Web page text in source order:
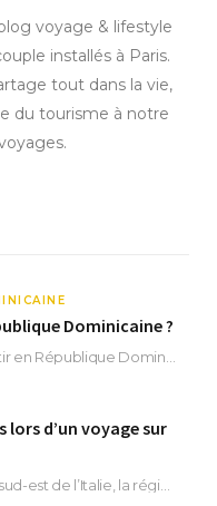
voyage & lifestyle
installés à Paris.
tout dans la vie,
du tourisme à notre
Dominicaine ?
lors d’un voyage sur